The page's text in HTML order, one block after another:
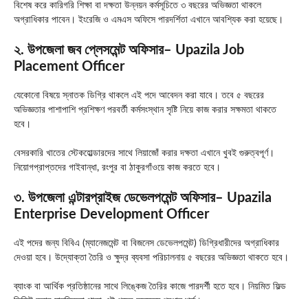
বিশেষ করে কারিগরি শিক্ষা বা দক্ষতা উন্নয়ন কর্মসূচিতে ৩ বছরের অভিজ্ঞতা থাকলে
অগ্রাধিকার পাবেন। ইংরেজি ও এমএস অফিসে পারদর্শিতা এখানে আবশ্যিক করা হয়েছে।
২. উপজেলা জব প্লেসমেন্ট অফিসার– Upazila Job
Placement Officer
যেকোনো বিষয়ে স্নাতক ডিগ্রি থাকলে এই পদে আবেদন করা যাবে। তবে ৫ বছরের
অভিজ্ঞতার পাশাপাশি প্রশিক্ষণ পরবর্তী কর্মসংস্থান সৃষ্টি নিয়ে কাজ করার সক্ষমতা থাকতে
হবে।
বেসরকারি খাতের স্টেকহোল্ডারদের সাথে লিয়াজোঁ করার দক্ষতা এখানে খুবই গুরুত্বপূর্ণ।
নিয়োগপ্রাপ্তদের গাইবান্ধা, রংপুর বা ঠাকুরগাঁওয়ে কাজ করতে হবে।
৩. উপজেলা এন্টারপ্রাইজ ডেভেলপমেন্ট অফিসার– Upazila
Enterprise Development Officer
এই পদের জন্য বিবিএ (ম্যানেজমেন্ট বা বিজনেস ডেভেলপমেন্ট) ডিগ্রিধারীদের অগ্রাধিকার
দেওয়া হবে। উদ্যোক্তা তৈরি ও ক্ষুদ্র ব্যবসা পরিচালনায় ৫ বছরের অভিজ্ঞতা থাকতে হবে।
ব্যাংক বা আর্থিক প্রতিষ্ঠানের সাথে লিঙ্কেজ তৈরির কাজে পারদর্শী হতে হবে। নিয়মিত ফিল্ড